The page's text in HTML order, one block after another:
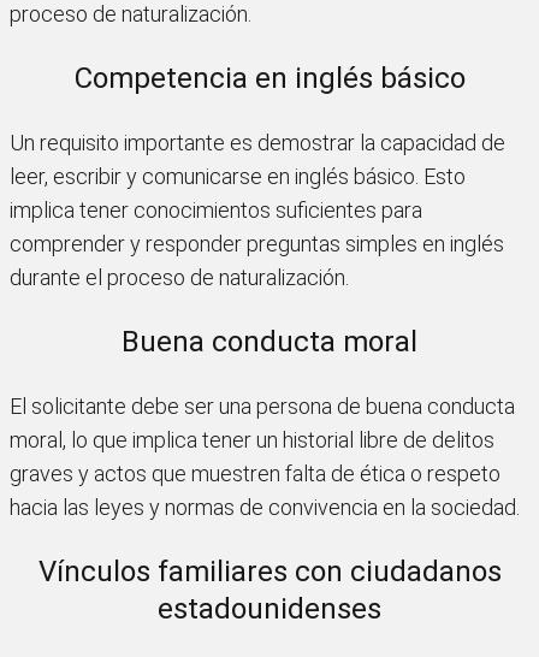
proceso de naturalización.
Competencia en inglés básico
Un requisito importante es demostrar la capacidad de
leer, escribir y comunicarse en inglés básico. Esto
implica tener conocimientos suficientes para
comprender y responder preguntas simples en inglés
durante el proceso de naturalización.
Buena conducta moral
El solicitante debe ser una persona de buena conducta
moral, lo que implica tener un historial libre de delitos
graves y actos que muestren falta de ética o respeto
hacia las leyes y normas de convivencia en la sociedad.
Vínculos familiares con ciudadanos
estadounidenses